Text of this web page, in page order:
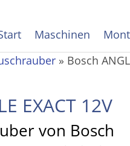
Maschinen
» Bosch
EXACT 12V
von Bosch